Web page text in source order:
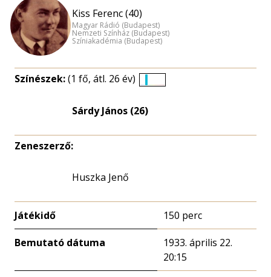
Kiss Ferenc (40)
Magyar Rádió (Budapest)
Nemzeti Színház (Budapest)
Színiakadémia (Budapest)
Színészek:(1 fő, átl. 26 év)
Sárdy János (26)
Zeneszerző:
Huszka Jenő
Játékidő 150 perc
Bemutató dátuma
1933. április 22.
20:15